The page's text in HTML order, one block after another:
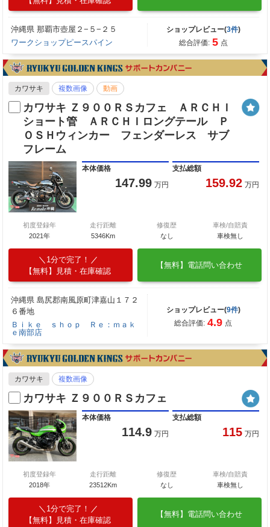
沖縄県 那覇市壺屋２−５−２５
ワークショップピースパイン
ショップレビュー(3件)
総合評価: 5 点
カワサキ 複数画像 動画
カワサキ Ｚ９００ＲＳカフェ ＡＲＣＨＩ
ショート管 ＡＲＣＨＩロングテール Ｐ
ＯＳＨウィンカー フェンダーレス サブ
フレーム
本体価格
147.99 万円
支払総額
159.92 万円
初度登録年
2021年
走行距離
5346Km
修復歴
なし
車検/自賠責
車検無し
1分で完了！
【無料】見積・在庫確認
【無料】電話問い合わせ
沖縄県 島尻郡南風原町津嘉山１７２
６番地
Ｂｉｋｅ ｓｈｏｐ Ｒｅ：ｍａｋ
ｅ南部店
ショップレビュー(9件)
総合評価: 4.9 点
カワサキ 複数画像
カワサキ Ｚ９００ＲＳカフェ
本体価格
114.9 万円
支払総額
115 万円
初度登録年
2018年
走行距離
23512Km
修復歴
なし
車検/自賠責
車検無し
1分で完了！
【無料】見積・在庫確認
【無料】電話問い合わせ